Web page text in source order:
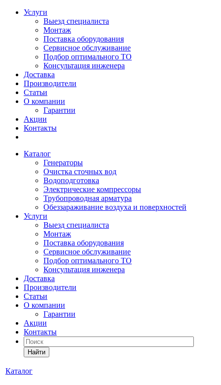
Услуги
Выезд специалиста
Монтаж
Поставка оборудования
Сервисное обслуживание
Подбор оптимального ТО
Консультация инженера
Доставка
Производители
Статьи
О компании
Гарантии
Акции
Контакты
Каталог
Генераторы
Очистка сточных вод
Водоподготовка
Электрические компрессоры
Трубопроводная арматура
Обеззараживание воздуха и поверхностей
Услуги
Выезд специалиста
Монтаж
Поставка оборудования
Сервисное обслуживание
Подбор оптимального ТО
Консультация инженера
Доставка
Производители
Статьи
О компании
Гарантии
Акции
Контакты
Найти
Каталог